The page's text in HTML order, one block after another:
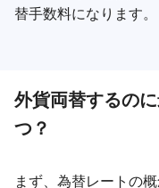
替手数料になります。
外貨両替するの
つ？
まず、為替レートの